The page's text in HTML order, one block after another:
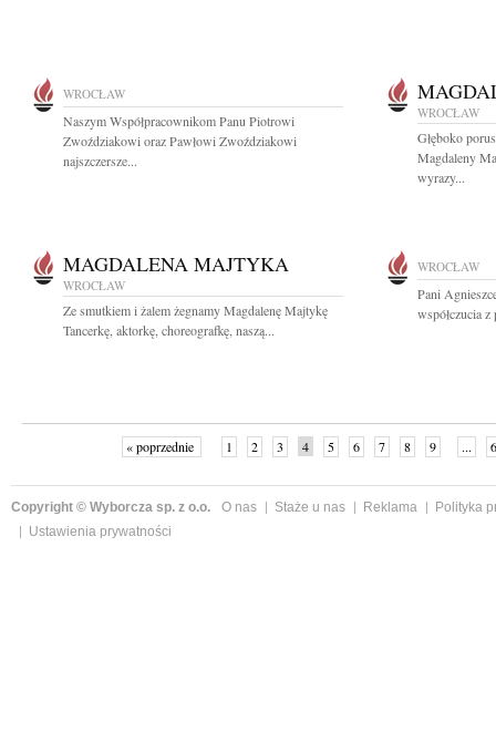
WROCŁAW
Naszym Współpracownikom Panu Piotrowi
Zwoździakowi oraz Pawłowi Zwoździakowi
najszczersze...
WROCŁAW
Głęboko
Magdaleny
wyrazy...
MAGDALENA MAJTYKA
WROCŁAW
Ze smutkiem i żalem żegnamy Magdalenę Majtykę
Tancerkę, aktorkę, choreografkę, naszą...
WROCŁAW
Pani
współczucia
« poprzednie 1 2 3 4 5 6 7 8 9 ...
Copyright © Wyborcza sp. z o.o. O nas Staże u nas Reklama
Polityka
Ustawienia prywatności